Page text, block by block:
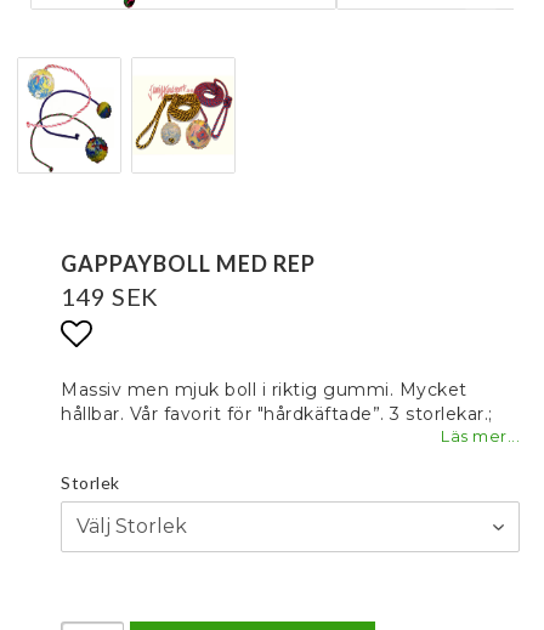
GAPPAYBOLL MED REP
149 SEK
Lägg till i favoritlistan
Massiv men mjuk boll i riktig gummi. Mycket
hållbar. Vår favorit för "hårdkäftade”. 3 storlekar.;
Läs mer...
Storlek